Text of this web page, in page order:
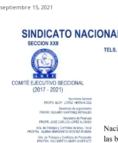
septiembre 15, 2021